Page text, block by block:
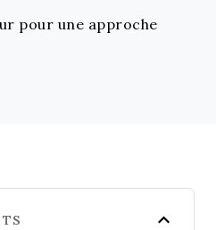
pour une approche